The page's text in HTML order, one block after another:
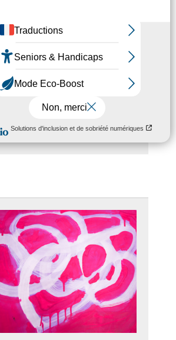
Tower, Hommage à
Tesla
Hubard
D’ORSAY